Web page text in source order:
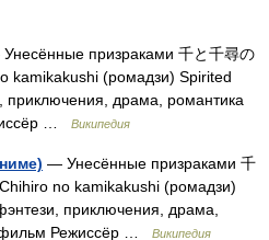
призраками 千と千尋の
kamikakushi (ромадзи) Spirited
драма, романтика
…
Википедия
— Унесённые призраками 千
no kamikakushi (ромадзи)
приключения, драма,
Режиссёр …
Википедия